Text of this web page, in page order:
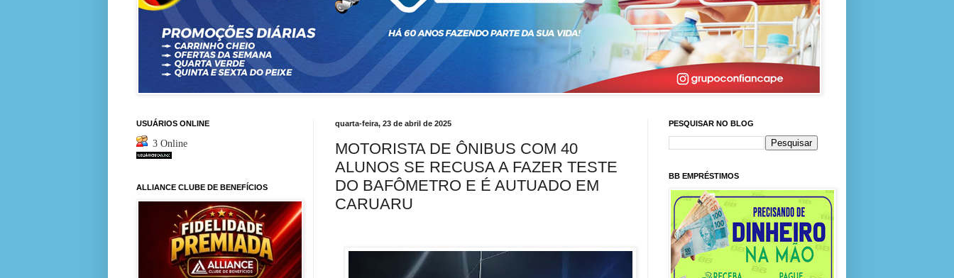
quarta-feira, 23 de abril de 2025
MOTORISTA DE ÔNIBUS COM 40
ALUNOS SE RECUSA A FAZER TESTE
DO BAFÔMETRO E É AUTUADO EM
CARUARU
USUÁRIOS ONLINE
3 Online
ALLIANCE CLUBE DE BENEFÍCIOS
PESQUISAR NO BLOG
BB EMPRÉSTIMOS